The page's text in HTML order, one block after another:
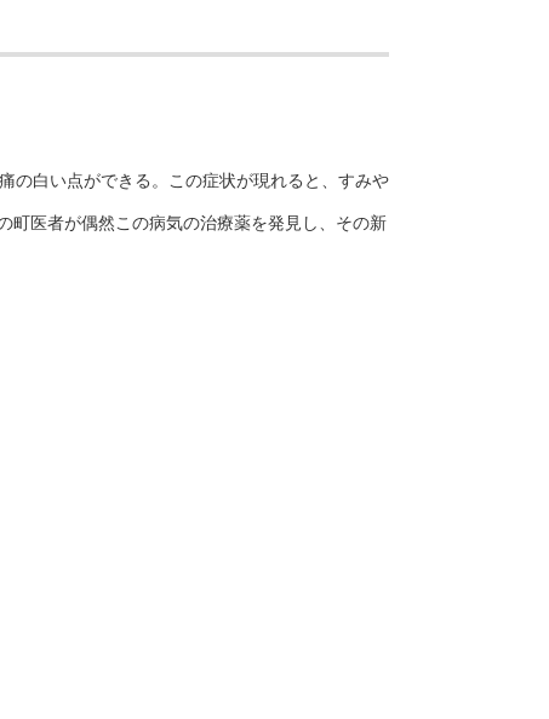
の白い点ができる。この症状が現れると、すみや
町医者が偶然この病気の治療薬を発見し、その新